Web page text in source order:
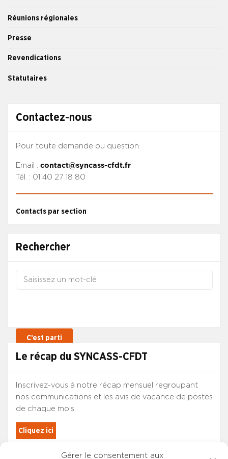
Gérer le consentement aux
Réunions régionales
Presse
Revendications
Statutaires
Contactez-nous
Pour toute demande ou question.
Email : contact@syncass-cfdt.fr
Tél. : 01 40 27 18 80
Contacts par section
Rechercher
Le récap du SYNCASS-CFDT
Inscrivez-vous à notre récap mensuel regroupant
nos communications et les avis de vacance de postes
de chaque mois.
Cliquez ici